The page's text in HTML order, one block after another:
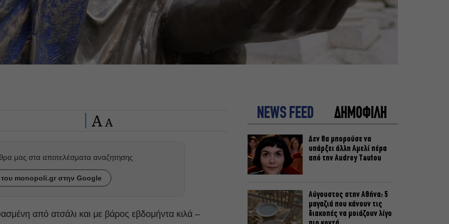
A A
μας στα αποτελέσματα αναζητησης
monopoli.gr στην Google
από ατσάλι και με βάρος εβδομήντα κιλά –
NEWS FEED ΔΗΜΟΦΙΛΗ
Δεν θα μπορούσε να
υπάρξει άλλη Αμελί πέρα
από την Audrey Tautou
Αύγουστος στην Αθήνα: 5
μαγαζιά που κάνουν τις
διακοπές να μοιάζουν λίγο